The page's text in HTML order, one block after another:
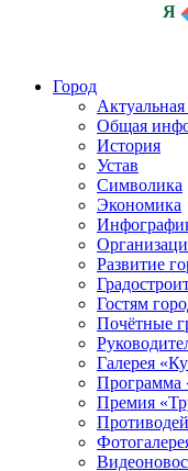
Я
Город
Общая
История
Устав
Символика
Экономика
Развитие
Гостям
Почётные
Галерея
Программа
Премия